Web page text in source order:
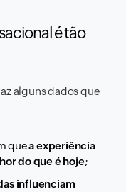
é tão
alguns dados que
quea experiência
do que é hoje;
influenciam